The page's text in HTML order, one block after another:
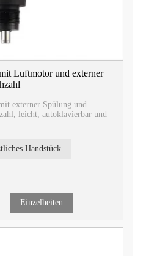
Luftmotor und externer
externer Spülung und
leicht, autoklavierbar und
Handstück
Einzelheiten